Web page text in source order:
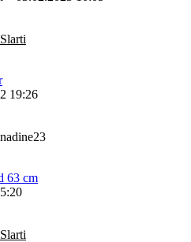
Slarti
19:26
nadine23
63 cm
Slarti